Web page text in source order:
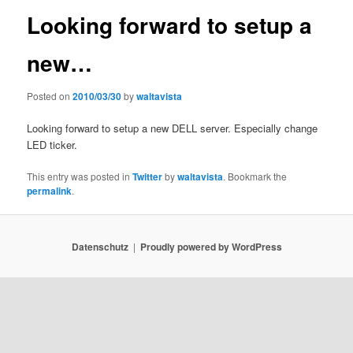
Looking forward to setup a
new…
Posted on2010/03/30bywaltavista
Looking forward to setup a new DELL server. Especially change
LED ticker.
This entry was posted inTwitterbywaltavista. Bookmark the
permalink.
Datenschutz Proudly powered by WordPress